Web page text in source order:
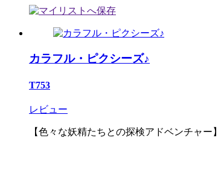
カラフル・ピクシーズ♪
T753
レビュー
【色々な妖精たちとの探検アドベンチャー】